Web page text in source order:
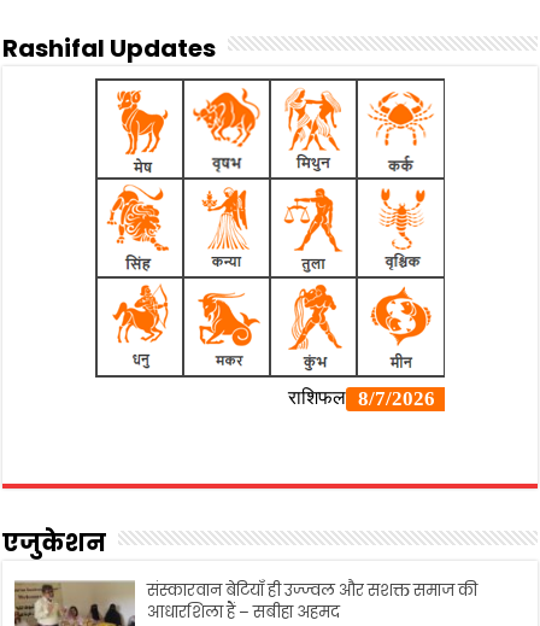
Rashifal Updates
एजुकेशन
संस्कारवान बेटियाँ ही उज्ज्वल और सशक्त समाज की
आधारशिला हैं – सबीहा अहमद